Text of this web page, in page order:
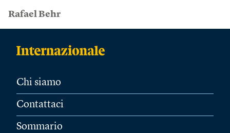
Rafael Behr
Chi siamo
Contattaci
Sommario